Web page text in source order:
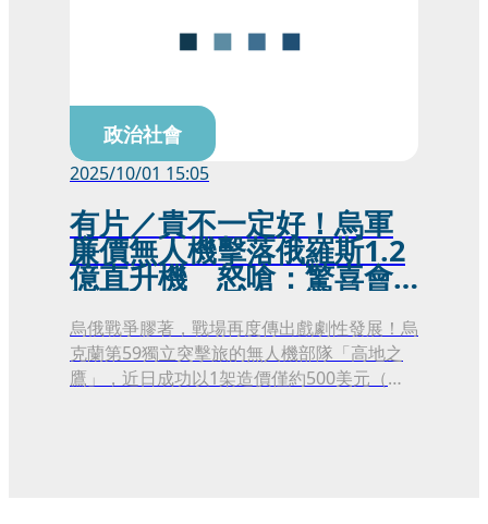
長，情勢更形緊繃。
政治社會
2025/10/01 15:05
有片／貴不一定好！烏軍
廉價無人機擊落俄羅斯1.2
億直升機 怒嗆：驚喜會
讓你付出代價
烏俄戰爭膠著，戰場再度傳出戲劇性發展！烏
克蘭第59獨立突擊旅的無人機部隊「高地之
鷹」，近日成功以1架造價僅約500美元（約